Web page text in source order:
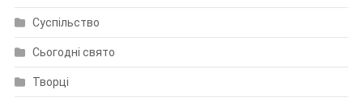
Суспільство
Сьогодні свято
Творці